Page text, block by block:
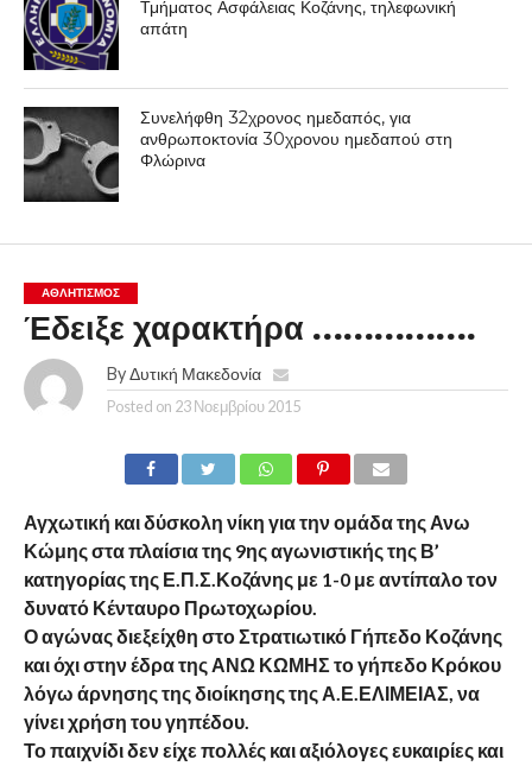
Τμήματος Ασφάλειας Κοζάνης, τηλεφωνική
απάτη
Συνελήφθη 32χρονος ημεδαπός, για
ανθρωποκτονία 30χρονου ημεδαπού στη
Φλώρινα
ΑΘΛΗΤΙΣΜΌΣ
Έδειξε χαρακτήρα …………….
By Δυτική Μακεδονία
Posted on 23 Νοεμβρίου 2015
Αγχωτική και δύσκολη νίκη για την ομάδα της Ανω
Κώμης στα πλαίσια της 9ης αγωνιστικής της Β’
κατηγορίας της Ε.Π.Σ.Κοζάνης με 1-0 με αντίπαλο τον
δυνατό Κένταυρο Πρωτοχωρίου.
Ο αγώνας διεξείχθη στο Στρατιωτικό Γήπεδο Κοζάνης
και όχι στην έδρα της ΑΝΩ ΚΩΜΗΣ το γήπεδο Κρόκου
λόγω άρνησης της διοίκησης της Α.Ε.ΕΛΙΜΕΙΑΣ, να
γίνει χρήση του γηπέδου.
Το παιχνίδι δεν είχε πολλές και αξιόλογες ευκαιρίες και